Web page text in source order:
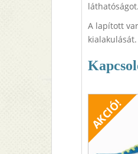
láthatóságot.
A lapított
kialakulását.